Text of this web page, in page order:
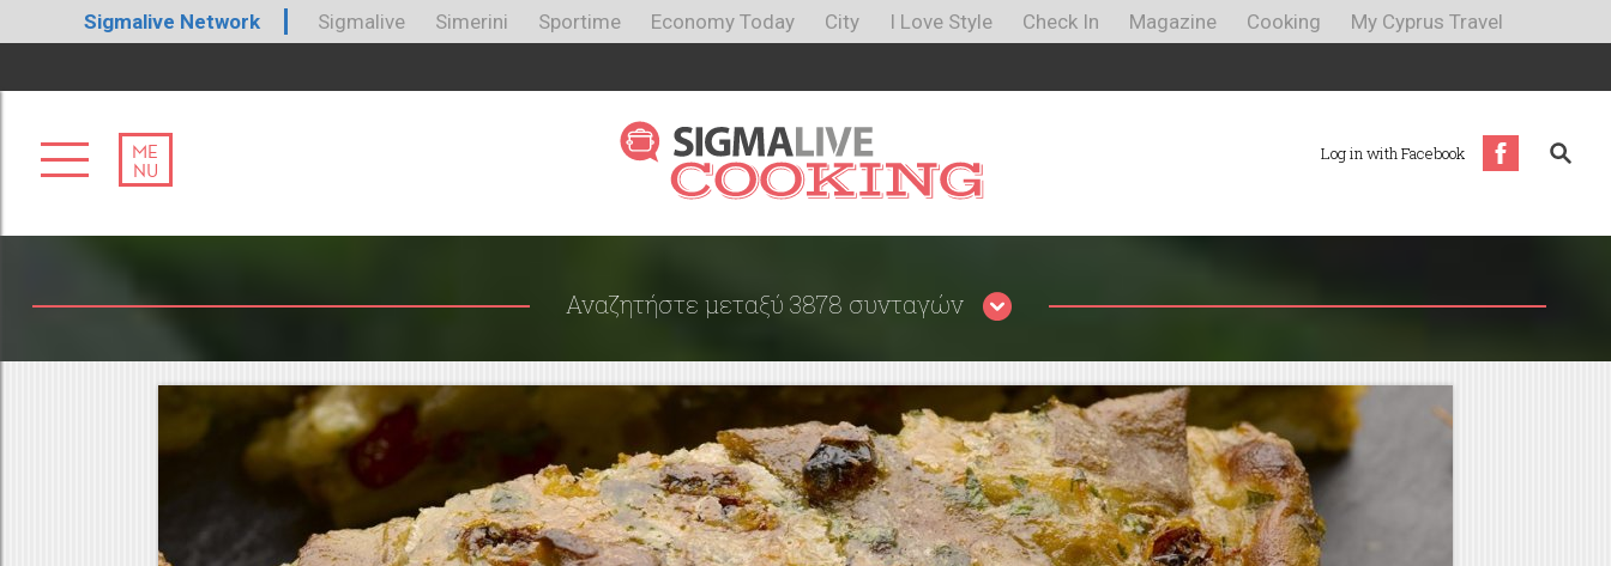
Sigmalive Network Sigmalive Simerini Sportime Economy Today City I Love Style Check In Magazine Cooking My Cyprus Travel
ME
NU
Log in with Facebook
Αναζητήστε μεταξύ 3878 συνταγών
Περιορίστε τα αποτελέσματα
αναζήτησης επιλέγοντας κατηγορίες: